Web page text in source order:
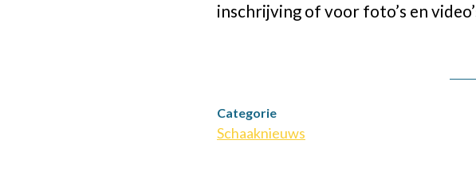
inschrijving of voor foto’s en
Categorie
Schaaknieuws